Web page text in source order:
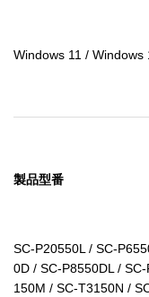
Windows 11 / Windows
製品型番
SC-P20550L / SC-
0D / SC-P8550DL /
150M / SC-T3150N /